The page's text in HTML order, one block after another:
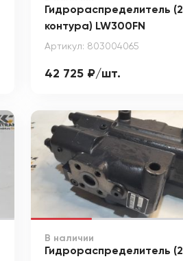
Гидрораспределитель (2
контура) LW300FN
Артикул: 803004065
42 725 ₽/шт.
В наличии
Гидрораспределитель (2